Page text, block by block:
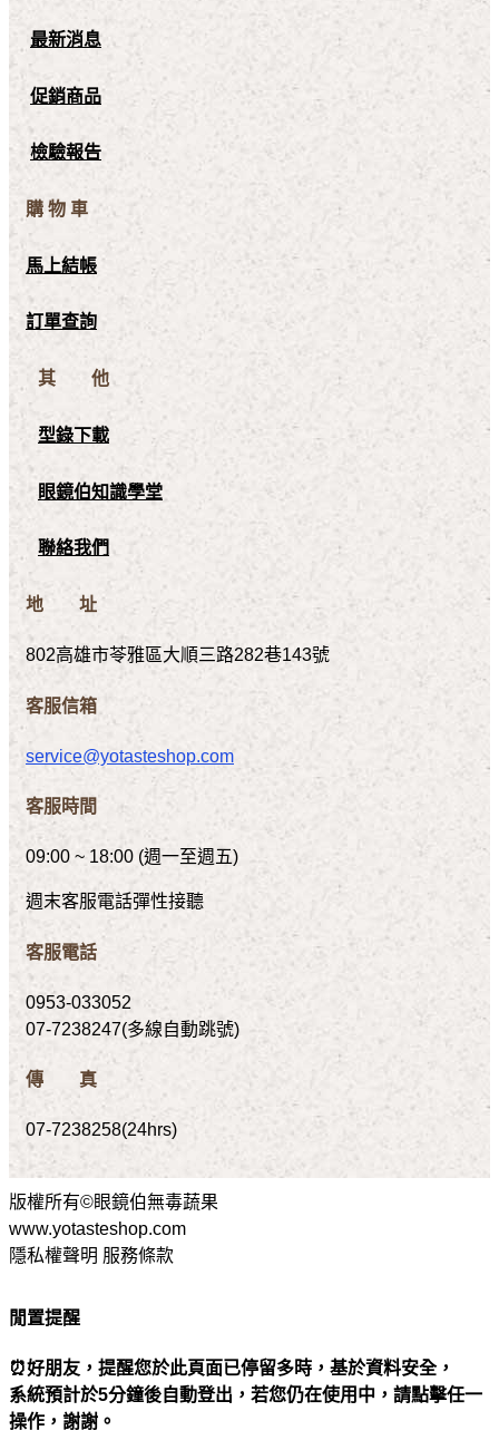
最新消息
促銷商品
檢驗報告
購 物 車
馬上結帳
訂單查詢
其 他
型錄下載
眼鏡伯知識學堂
聯絡我們
地 址
802高雄市苓雅區大順三路282巷143號
客服信箱
service@yotasteshop.com
客服時間
09:00 ~ 18:00 (週一至週五)
週末客服電話彈性接聽
客服電話
0953-033052
07-7238247(多線自動跳號)
傳 真
07-7238258(24hrs)
版權所有©眼鏡伯無毒蔬果
www.yotasteshop.com
隱私權聲明 服務條款
閒置提醒
⏰好朋友，提醒您於此頁面已停留多時，基於資料安全，
系統預計於5分鐘後自動登出，若您仍在使用中，請點擊任一
操作，謝謝。